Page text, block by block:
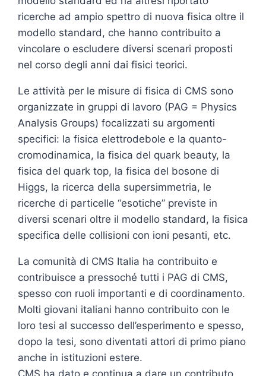
ricerche ad ampio spettro di nuova fisica oltre il
modello standard, che hanno contribuito a
vincolare o escludere diversi scenari proposti
nel corso degli anni dai fisici teorici.
Le attività per le misure di fisica di CMS sono
organizzate in gruppi di lavoro (PAG = Physics
Analysis Groups) focalizzati su argomenti
specifici: la fisica elettrodebole e la quanto-
cromodinamica, la fisica del quark beauty, la
fisica del quark top, la fisica del bosone di
Higgs, la ricerca della supersimmetria, le
ricerche di particelle “esotiche” previste in
diversi scenari oltre il modello standard, la fisica
specifica delle collisioni con ioni pesanti, etc.
La comunità di CMS Italia ha contribuito e
contribuisce a pressoché tutti i PAG di CMS,
spesso con ruoli importanti e di coordinamento.
Molti giovani italiani hanno contribuito con le
loro tesi al successo dell’esperimento e spesso,
dopo la tesi, sono diventati attori di primo piano
anche in istituzioni estere.
CMS ha dato e continua a dare un contributo